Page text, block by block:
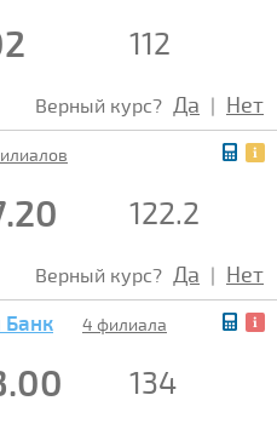
112
Верный курс? Да | Нет
122.2
Верный курс? Да | Нет
4 филиала
134